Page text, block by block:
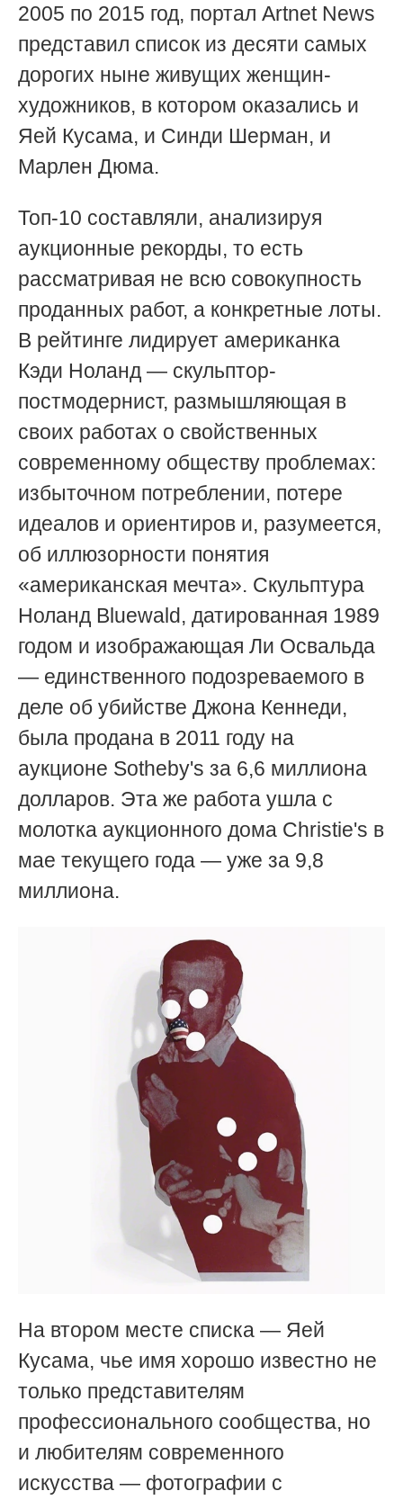
2005 по 2015 год, портал Artnet News
представил список из десяти самых
дорогих ныне живущих женщин-
художников, в котором оказались и
Яей Кусама, и Синди Шерман, и
Марлен Дюма.
Топ-10 составляли, анализируя
аукционные рекорды, то есть
рассматривая не всю совокупность
проданных работ, а конкретные лоты.
В рейтинге лидирует американка
Кэди Ноланд — скульптор-
постмодернист, размышляющая в
своих работах о свойственных
современному обществу проблемах:
избыточном потреблении, потере
идеалов и ориентиров и, разумеется,
об иллюзорности понятия
«американская мечта». Скульптура
Ноланд Bluewald, датированная 1989
годом и изображающая Ли Освальда
— единственного подозреваемого в
деле об убийстве Джона Кеннеди,
была продана в 2011 году на
аукционе Sotheby's за 6,6 миллиона
долларов. Эта же работа ушла с
молотка аукционного дома Christie's в
мае текущего года — уже за 9,8
миллиона.
На втором месте списка — Яей
Кусама, чье имя хорошо известно не
только представителям
профессионального сообщества, но
и любителям современного
искусства — фотографии с